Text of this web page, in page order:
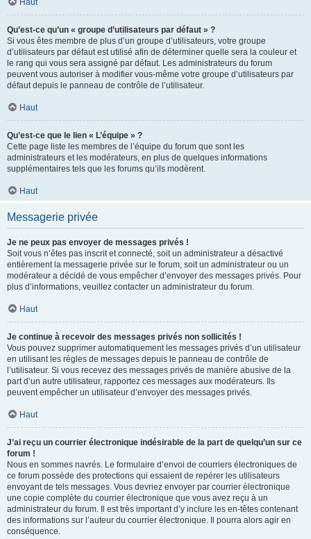
Haut
Qu’est-ce qu’un « groupe d’utilisateurs par défaut » ?
Si vous êtes membre de plus d’un groupe d’utilisateurs, votre groupe
d’utilisateurs par défaut est utilisé afin de déterminer quelle sera la couleur et
le rang qui vous sera assigné par défaut. Les administrateurs du forum
peuvent vous autoriser à modifier vous-même votre groupe d’utilisateurs par
défaut depuis le panneau de contrôle de l’utilisateur.
Haut
Qu’est-ce que le lien « L’équipe » ?
Cette page liste les membres de l’équipe du forum que sont les
administrateurs et les modérateurs, en plus de quelques informations
supplémentaires tels que les forums qu’ils modèrent.
Haut
Messagerie privée
Je ne peux pas envoyer de messages privés !
Soit vous n’êtes pas inscrit et connecté, soit un administrateur a désactivé
entièrement la messagerie privée sur le forum, soit un administrateur ou un
modérateur a décidé de vous empêcher d’envoyer des messages privés. Pour
plus d’informations, veuillez contacter un administrateur du forum.
Haut
Je continue à recevoir des messages privés non sollicités !
Vous pouvez supprimer automatiquement les messages privés d’un utilisateur
en utilisant les règles de messages depuis le panneau de contrôle de
l’utilisateur. Si vous recevez des messages privés de manière abusive de la
part d’un autre utilisateur, rapportez ces messages aux modérateurs. Ils
peuvent empêcher un utilisateur d’envoyer des messages privés.
Haut
J’ai reçu un courrier électronique indésirable de la part de quelqu’un sur ce
forum !
Nous en sommes navrés. Le formulaire d’envoi de courriers électroniques de
ce forum possède des protections qui essaient de repérer les utilisateurs
envoyant de tels messages. Vous devriez envoyer par courrier électronique
une copie complète du courrier électronique que vous avez reçu à un
administrateur du forum. Il est très important d’y inclure les en-têtes contenant
des informations sur l’auteur du courrier électronique. Il pourra alors agir en
conséquence.